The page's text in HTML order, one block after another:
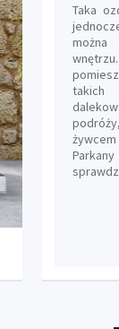
Taka
można
takich